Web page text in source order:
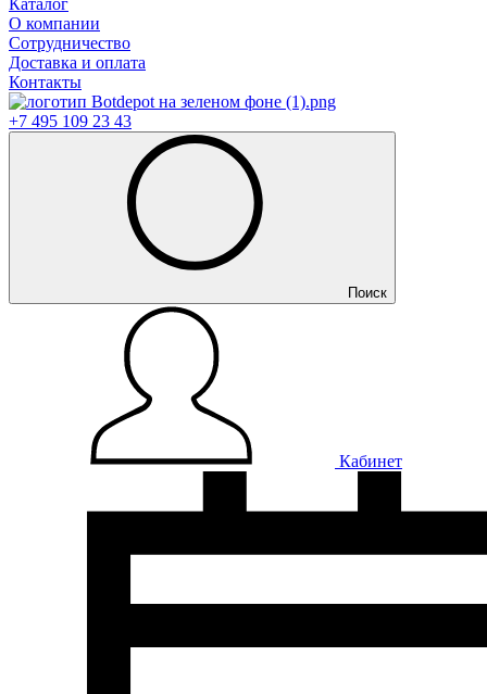
О компании
Сотрудничество
Доставка и оплата
Контакты
+7 495 109 23 43
Поиск
Кабинет